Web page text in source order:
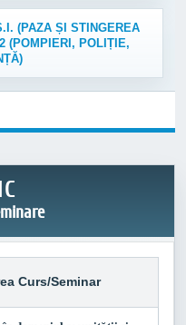
(PAZA ȘI STINGEREA
(POMPIERI, POLIȚIE,
Curs/Seminar